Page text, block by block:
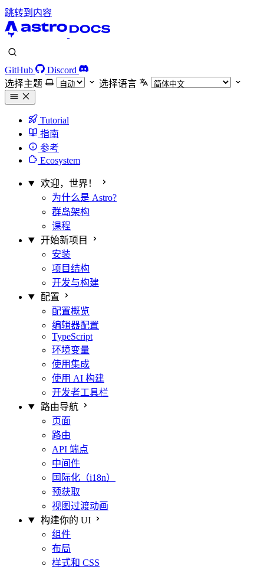
跳转到内容
GitHub
Discord
选择主题
选择语言
Tutorial
指南
参考
Ecosystem
欢迎，世界！
为什么是 Astro?
群岛架构
课程
开始新项目
安装
项目结构
开发与构建
配置
配置概览
编辑器配置
TypeScript
环境变量
使用集成
使用 AI 构建
开发者工具栏
路由导航
页面
路由
API 端点
中间件
国际化（i18n）
预获取
视图过渡动画
构建你的 UI
组件
布局
样式和 CSS